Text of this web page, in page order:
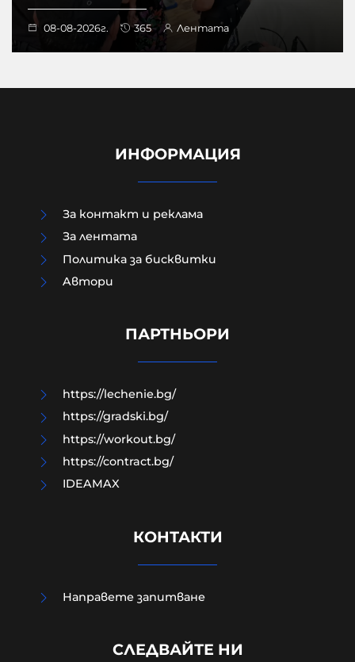
08-08-2026г. 365 Лентата
прости стъпки?
украинската посланичка заради
ИНФОРМАЦИЯ
За контакт и реклама
За лентата
Политика за бисквитки
Aвтори
ПАРТНЬОРИ
https://lechenie.bg/
https://gradski.bg/
https://workout.bg/
https://contract.bg/
IDEAMAX
КОНТАКТИ
Направете запитване
СЛЕДВАЙТЕ НИ